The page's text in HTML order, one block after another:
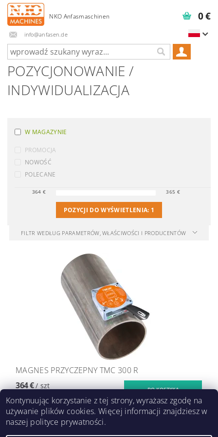
info@anfasen.de
0 €
POZYCJONOWANIE /
INDYWIDUALIZACJA
W MAGAZYNIE
PROMOCJA
NOWOŚĆ
POLECANE
364 € 365 €
POZYCJI DO WYŚWIETLENIA: 1
FILTR WEDŁUG PARAMETRÓW, WŁAŚCIWOŚCI I PRODUCENTÓW
MAGNES PRZYCZEPNY TMC 300 R
364 €/ szt
Kontynuując korzystanie z tej strony, wyrażasz zgodę na
używanie plików cookies. Więcej informacji znajdziesz w
naszej polityce prywatności.